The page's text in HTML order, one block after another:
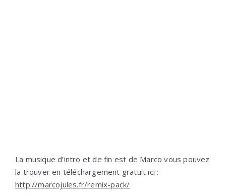
La musique d’intro et de fin est de Marco vous pouvez
la trouver en téléchargement gratuit ici :
http://marcojules.fr/remix-pack/